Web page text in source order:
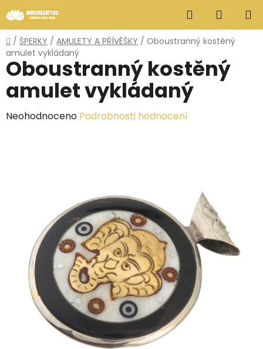
na
obsah
Hledat
KOŠÍK
Domů
/ ŠPERKY / AMULETY A PŘÍVĚŠKY / Oboustranný kostěný
amulet vykládaný
Oboustranný kostěný
amulet vykládaný
Průměrné
hvězdiček.
Neohodnoceno Podrobnosti hodnocení